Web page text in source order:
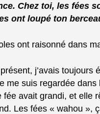
Chez toi, les fées
ont loupé ton
ont raisonné dans
j’avais toujours
me suis regardée dans
fée avait grandi, et elle
Les fées « wahou »,